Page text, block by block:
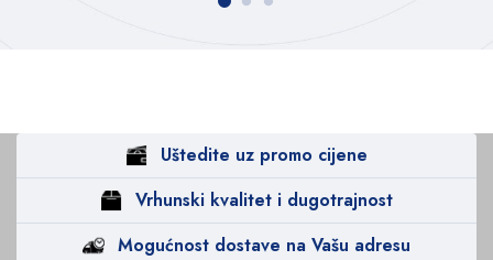
Uštedite uz promo cijene
Vrhunski kvalitet i dugotrajnost
Mogućnost dostave na Vašu adresu